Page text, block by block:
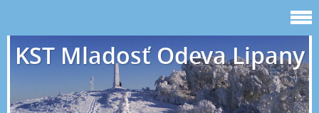
KST Mladosť Odeva Lipany